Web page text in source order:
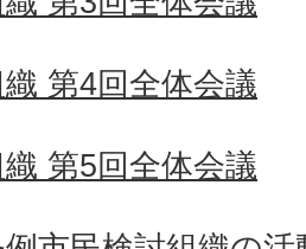
第4回全体会議
第5回全体会議